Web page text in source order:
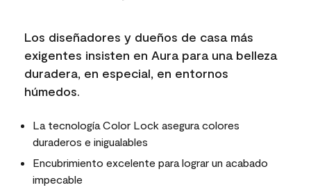
Los diseñadores y dueños de casa más
exigentes insisten en Aura para una belleza
duradera, en especial, en entornos
húmedos.
La tecnología Color Lock asegura colores
duraderos e inigualables
Encubrimiento excelente para lograr un acabado
impecable